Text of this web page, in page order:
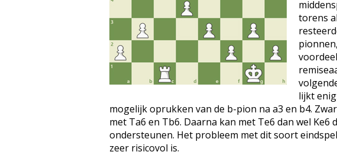
torens
lijkt
mogelijk oprukken van de b-pion na a3 en b4.
met Ta6 en Tb6. Daarna kan met Te6 dan wel Ke6
ondersteunen. Het probleem met dit soort
zeer risicovol is.